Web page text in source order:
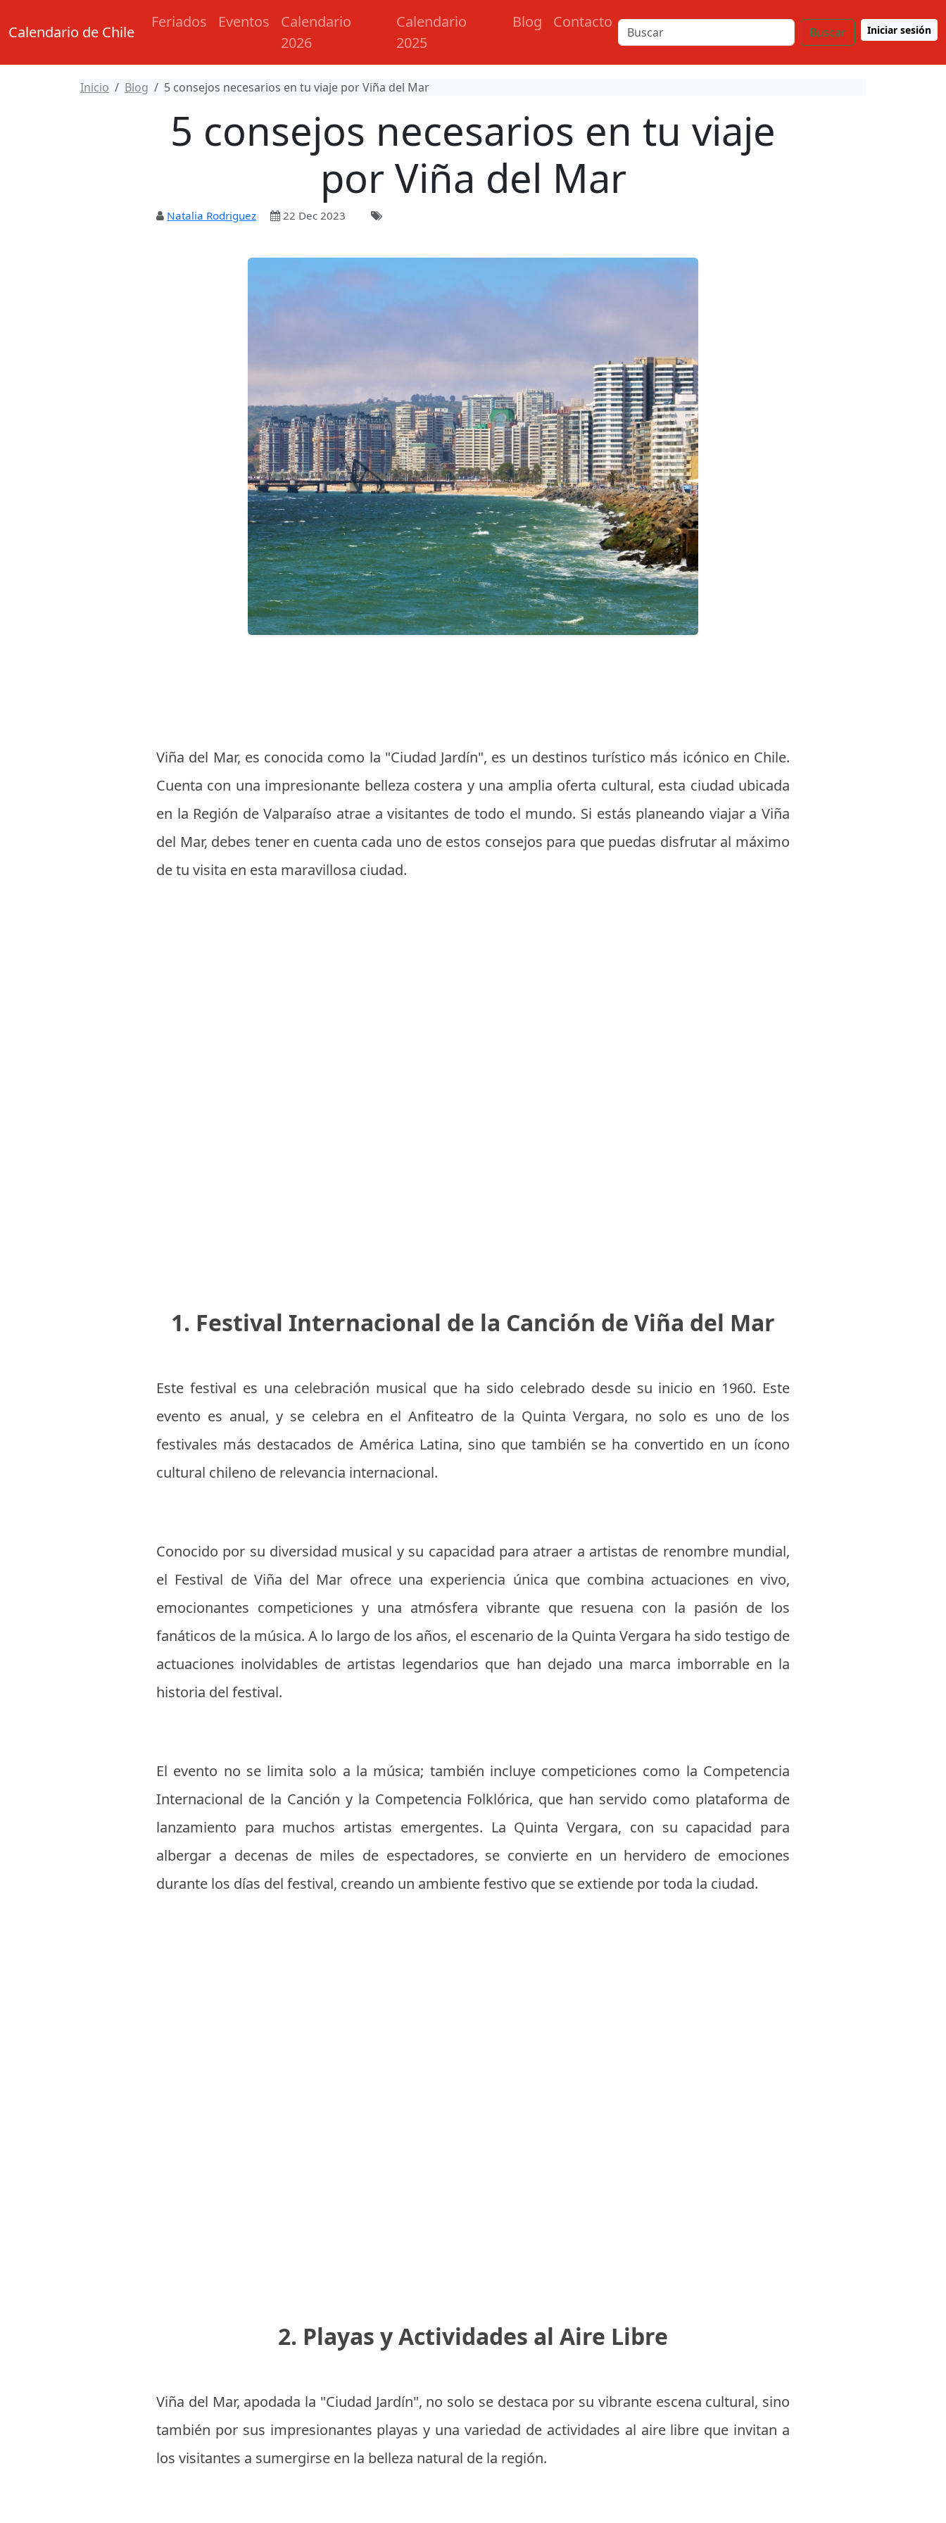
Calendario de Chile
Feriados Eventos
Calendario
2026
Calendario
2025
Blog Contacto
Buscar Iniciar sesión
Inicio Blog 5 consejos necesarios en tu viaje por Viña del Mar
5 consejos necesarios en tu viaje
por Viña del Mar
Natalia Rodriguez 22 Dec 2023
Viña del Mar, es conocida como la "Ciudad Jardín", es un destinos turístico más icónico en Chile.
Cuenta con una impresionante belleza costera y una amplia oferta cultural, esta ciudad ubicada
en la Región de Valparaíso atrae a visitantes de todo el mundo. Si estás planeando viajar a Viña
del Mar, debes tener en cuenta cada uno de estos consejos para que puedas disfrutar al máximo
de tu visita en esta maravillosa ciudad.
1. Festival Internacional de la Canción de Viña del Mar
Este festival es una celebración musical que ha sido celebrado desde su inicio en 1960. Este
evento es anual, y se celebra en el Anfiteatro de la Quinta Vergara, no solo es uno de los
festivales más destacados de América Latina, sino que también se ha convertido en un ícono
cultural chileno de relevancia internacional.
Conocido por su diversidad musical y su capacidad para atraer a artistas de renombre mundial,
el Festival de Viña del Mar ofrece una experiencia única que combina actuaciones en vivo,
emocionantes competiciones y una atmósfera vibrante que resuena con la pasión de los
fanáticos de la música. A lo largo de los años, el escenario de la Quinta Vergara ha sido testigo de
actuaciones inolvidables de artistas legendarios que han dejado una marca imborrable en la
historia del festival.
El evento no se limita solo a la música; también incluye competiciones como la Competencia
Internacional de la Canción y la Competencia Folklórica, que han servido como plataforma de
lanzamiento para muchos artistas emergentes. La Quinta Vergara, con su capacidad para
albergar a decenas de miles de espectadores, se convierte en un hervidero de emociones
durante los días del festival, creando un ambiente festivo que se extiende por toda la ciudad.
2. Playas y Actividades al Aire Libre
Viña del Mar, apodada la "Ciudad Jardín", no solo se destaca por su vibrante escena cultural, sino
también por sus impresionantes playas y una variedad de actividades al aire libre que invitan a
los visitantes a sumergirse en la belleza natural de la región.